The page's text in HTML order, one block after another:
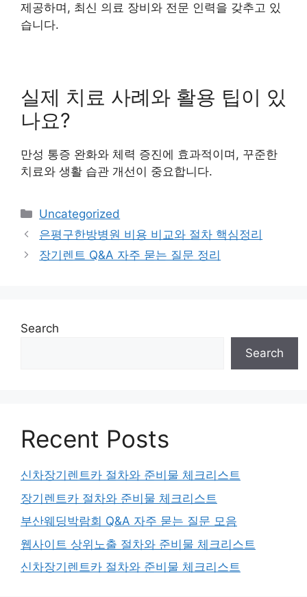
제공하며, 최신 의료 장비와 전문 인력을 갖추고 있
습니다.
실제 치료 사례와 활용 팁이 있
나요?
만성 통증 완화와 체력 증진에 효과적이며, 꾸준한
치료와 생활 습관 개선이 중요합니다.
Categories
Uncategorized
은평구한방병원 비용 비교와 절차 핵심정리
장기렌트 Q&A 자주 묻는 질문 정리
Search
Search
Recent Posts
신차장기렌트카 절차와 준비물 체크리스트
장기렌트카 절차와 준비물 체크리스트
부산웨딩박람회 Q&A 자주 묻는 질문 모음
웹사이트 상위노출 절차와 준비물 체크리스트
신차장기렌트카 절차와 준비물 체크리스트